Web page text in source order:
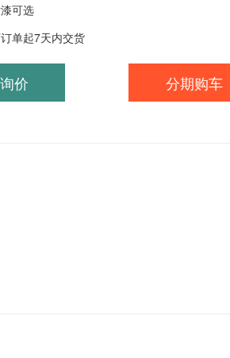
可选
单起7天内交货
价 分期购车